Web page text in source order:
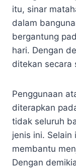
itu, sinar
dalam
bergantung
hari. Dengan
ditekan secara
Penggunaan
diterapkan
tidak seluruh
jenis ini.
membantu
Dengan